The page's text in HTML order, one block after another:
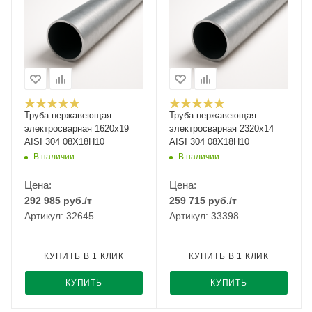
Труба нержавеющая
электросварная 1620х19
AISI 304 08Х18Н10
В наличии
Цена:
292 985 руб./т
Артикул: 32645
КУПИТЬ
КУПИТЬ В 1 КЛИК
Труба нержавеющая
электросварная 2320х14
AISI 304 08Х18Н10
В наличии
Цена:
259 715 руб./т
Артикул: 33398
КУПИТЬ
КУПИТЬ В 1 КЛИК